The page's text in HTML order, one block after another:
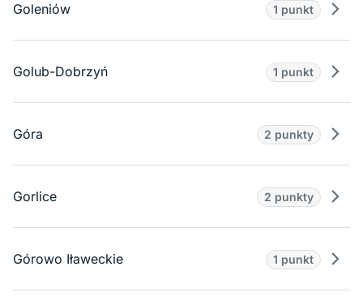
Goleniów 1 punkt
Golub-Dobrzyń 1 punkt
Góra 2 punkty
Gorlice 2 punkty
Górowo Iławeckie 1 punkt